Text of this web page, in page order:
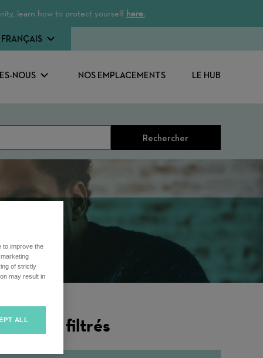
learn how to protect yourself here.
NOUS NOS EMPLACEMENTS LE HUB
FRANÇAIS
Rechercher
filtrés
to improve the
of strictly
may result in
ALL